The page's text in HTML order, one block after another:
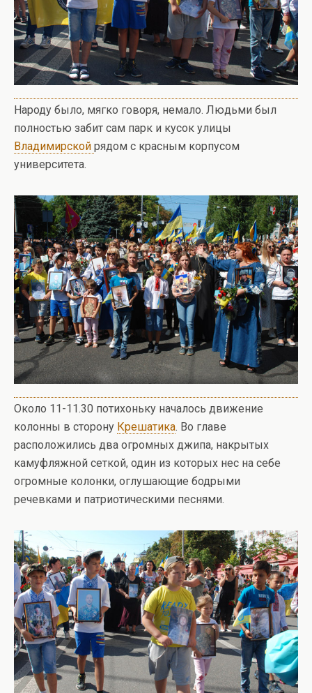
Народу было, мягко говоря, немало. Людьми был
полностью забит сам парк и кусок улицы
Владимирской рядом с красным корпусом
университета.
Около 11-11.30 потихоньку началось движение
колонны в сторону Крешатика. Во главе
расположились два огромных джипа, накрытых
камуфляжной сеткой, один из которых нес на себе
огромные колонки, оглушающие бодрыми
речевками и патриотическими песнями.